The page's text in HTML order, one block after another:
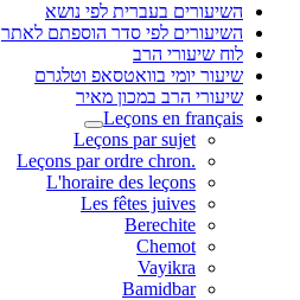
השיעורים בעברית לפי נושא
השיעורים לפי סדר הוספתם לאתר
לוח שיעורי הרב
שיעור יומי בוואטסאפ וטלגרם
שיעורי הרב במכון מאיר
Leçons en français
Leçons par sujet
.Leçons par ordre chron
L'horaire des leçons
Les fêtes juives
Berechite
Chemot
Vayikra
Bamidbar